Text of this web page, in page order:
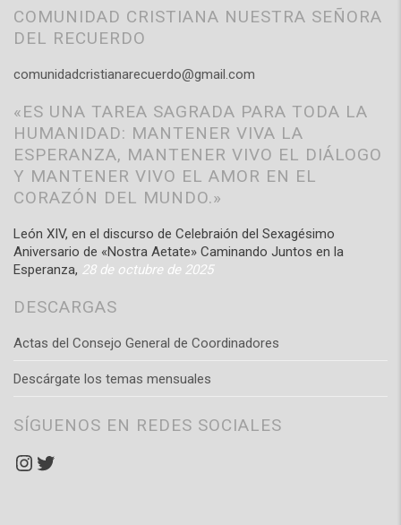
COMUNIDAD CRISTIANA NUESTRA SEÑORA
DEL RECUERDO
comunidadcristianarecuerdo@gmail.com
«ES UNA TAREA SAGRADA PARA TODA LA
HUMANIDAD: MANTENER VIVA LA
ESPERANZA, MANTENER VIVO EL DIÁLOGO
Y MANTENER VIVO EL AMOR EN EL
CORAZÓN DEL MUNDO.»
León XIV, en el discurso de Celebraión del Sexagésimo
Aniversario de «Nostra Aetate» Caminando Juntos en la
Esperanza, 28 de octubre de 2025
DESCARGAS
Actas del Consejo General de Coordinadores
Descárgate los temas mensuales
SÍGUENOS EN REDES SOCIALES
Instagram
Twitter